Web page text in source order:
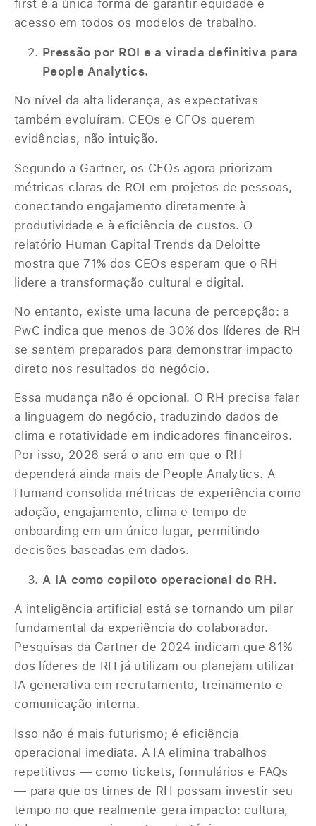
first é a única forma de garantir equidade e
acesso em todos os modelos de trabalho.
Pressão por ROI e a virada definitiva para
People Analytics.
No nível da alta liderança, as expectativas
também evoluíram. CEOs e CFOs querem
evidências, não intuição.
Segundo a Gartner, os CFOs agora priorizam
métricas claras de ROI em projetos de pessoas,
conectando engajamento diretamente à
produtividade e à eficiência de custos. O
relatório Human Capital Trends da Deloitte
mostra que 71% dos CEOs esperam que o RH
lidere a transformação cultural e digital.
No entanto, existe uma lacuna de percepção: a
PwC indica que menos de 30% dos líderes de RH
se sentem preparados para demonstrar impacto
direto nos resultados do negócio.
Essa mudança não é opcional. O RH precisa falar
a linguagem do negócio, traduzindo dados de
clima e rotatividade em indicadores financeiros.
Por isso, 2026 será o ano em que o RH
dependerá ainda mais de People Analytics. A
Humand consolida métricas de experiência como
adoção, engajamento, clima e tempo de
onboarding em um único lugar, permitindo
decisões baseadas em dados.
A IA como copiloto operacional do RH.
A inteligência artificial está se tornando um pilar
fundamental da experiência do colaborador.
Pesquisas da Gartner de 2024 indicam que 81%
dos líderes de RH já utilizam ou planejam utilizar
IA generativa em recrutamento, treinamento e
comunicação interna.
Isso não é mais futurismo; é eficiência
operacional imediata. A IA elimina trabalhos
repetitivos — como tickets, formulários e FAQs
— para que os times de RH possam investir seu
tempo no que realmente gera impacto: cultura,